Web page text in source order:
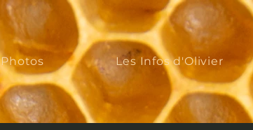
Photos Les Infos d'Olivier